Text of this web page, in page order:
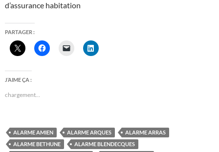
d’assurance habitation
PARTAGER :
J’AIME ÇA :
chargement…
ALARME AMIEN ALARME ARQUES
ALARME ARRAS
ALARME BETHUNE
ALARME BLENDECQUES